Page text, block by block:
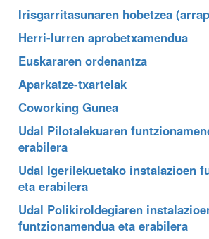
Irisgarritasunaren hobetzea
Herri-lurren aprobetxamendua
Euskararen ordenantza
Aparkatze-txartelak
Coworking Gunea
Udal Pilotalekuaren
erabilera
Udal Igerilekuetako instalazioen
eta erabilera
Udal Polikiroldegiaren
funtzionamendua eta erabilera